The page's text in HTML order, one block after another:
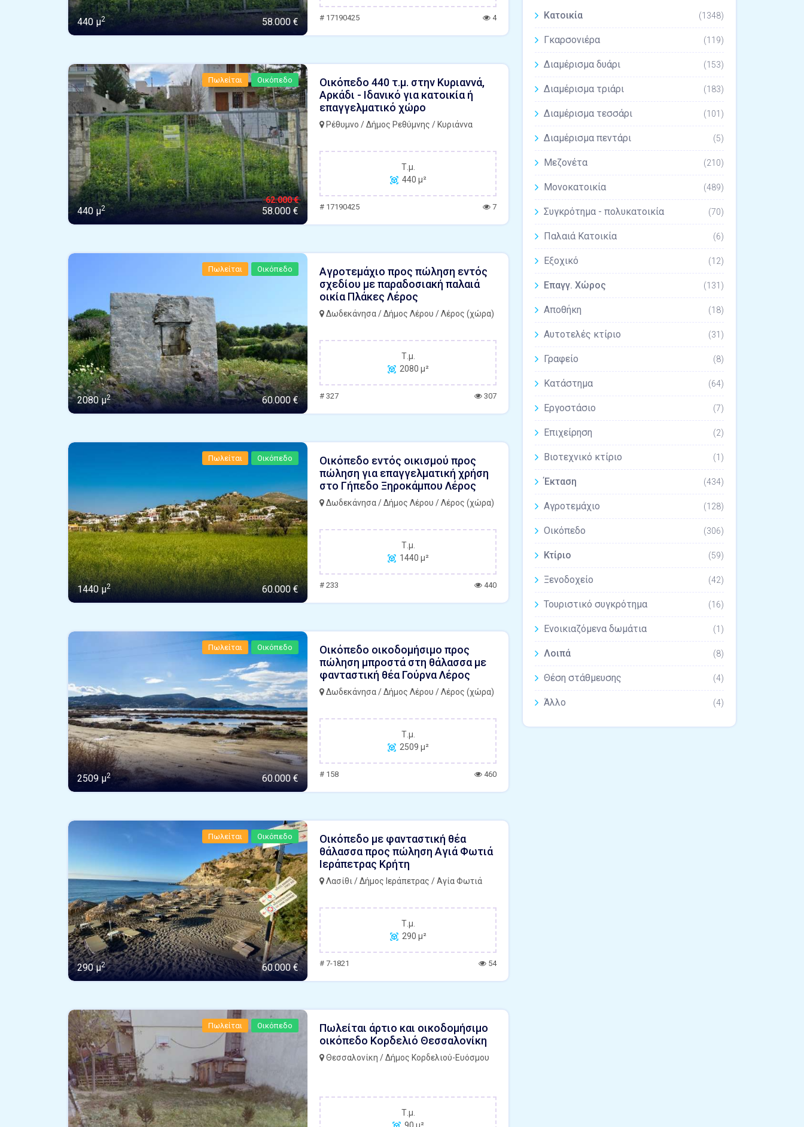
440 μ2 58.000 € # 17190425 4
Πωλείται Οικόπεδο
440 μ2
62.000 €
58.000 €
Οικόπεδο 440 τ.μ. στην Κυριαννά,
Αρκάδι - Ιδανικό για κατοικία ή
επαγγελματικό χώρο
Ρέθυμνο / Δήμος Ρεθύμνης / Κυριάννα
Τ.μ.
440 μ²
# 17190425 7
Πωλείται Οικόπεδο
2080 μ2 60.000 €
Αγροτεμάχιο προς πώληση εντός
σχεδίου με παραδοσιακή παλαιά
οικία Πλάκες Λέρος
Δωδεκάνησα / Δήμος Λέρου / Λέρος (χώρα)
Τ.μ.
2080 μ²
# 327 307
Πωλείται Οικόπεδο
1440 μ2 60.000 €
Οικόπεδο εντός οικισμού προς
πώληση για επαγγελματική χρήση
στο Γήπεδο Ξηροκάμπου Λέρος
Δωδεκάνησα / Δήμος Λέρου / Λέρος (χώρα)
Τ.μ.
1440 μ²
# 233 440
Πωλείται Οικόπεδο
2509 μ2 60.000 €
Οικόπεδο οικοδομήσιμο προς
πώληση μπροστά στη θάλασσα με
φανταστική θέα Γούρνα Λέρος
Δωδεκάνησα / Δήμος Λέρου / Λέρος (χώρα)
Τ.μ.
2509 μ²
# 158 460
Πωλείται Οικόπεδο
290 μ2 60.000 €
Οικόπεδο με φανταστική θέα
θάλασσα προς πώληση Αγιά Φωτιά
Ιεράπετρας Κρήτη
Λασίθι / Δήμος Ιεράπετρας / Αγία Φωτιά
Τ.μ.
290 μ²
# 7-1821 54
Πωλείται Οικόπεδο
Πωλείται άρτιο και οικοδομήσιμο
οικόπεδο Κορδελιό Θεσσαλονίκη
Θεσσαλονίκη / Δήμος Κορδελιού-Ευόσμου
Τ.μ.
Κατοικία (1348)
Γκαρσονιέρα (119)
Διαμέρισμα δυάρι (153)
Διαμέρισμα τριάρι (183)
Διαμέρισμα τεσσάρι (101)
Διαμέρισμα πεντάρι (5)
Μεζονέτα (210)
Μονοκατοικία (489)
Συγκρότημα - πολυκατοικία (70)
Παλαιά Κατοικία (6)
Εξοχικό (12)
Επαγγ. Χώρος (131)
Αποθήκη (18)
Αυτοτελές κτίριο (31)
Γραφείο (8)
Κατάστημα (64)
Εργοστάσιο (7)
Επιχείρηση (2)
Βιοτεχνικό κτίριο (1)
Έκταση (434)
Αγροτεμάχιο (128)
Οικόπεδο (306)
Κτίριο (59)
Ξενοδοχείο (42)
Τουριστικό συγκρότημα (16)
Ενοικιαζόμενα δωμάτια (1)
Λοιπά (8)
Θέση στάθμευσης (4)
Άλλο (4)